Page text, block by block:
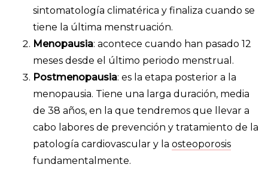
sintomatología climatérica y finaliza cuando se
tiene la última menstruación.
Menopausia: acontece cuando han pasado 12
meses desde el último periodo menstrual.
Postmenopausia: es la etapa posterior a la
menopausia. Tiene una larga duración, media
de 38 años, en la que tendremos que llevar a
cabo labores de prevención y tratamiento de la
patología cardiovascular y la osteoporosis
fundamentalmente.